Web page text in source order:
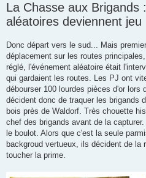
La Chasse aux Brigands
aléatoires deviennent jeu
Donc départ vers le sud... Mais
déplacement sur les routes
réglé, l'événement aléatoire était
qui gardaient les routes. Les PJ ont
débourser 100 lourdes pièces d'or lors
décident donc de traquer les brigands
bois près de Waldorf. Très chouette
chef des brigands avant de la
le boulot. Alors que c'est la seule
backgroud vertueux, ils décident de la
toucher la prime.